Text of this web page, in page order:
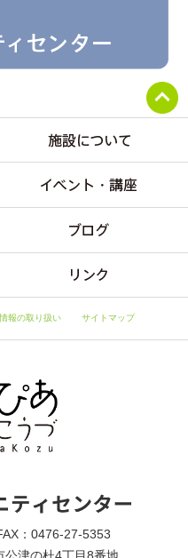
報の取り扱い サイトマップ
：0476-27-5353
津の杜4丁目8番地